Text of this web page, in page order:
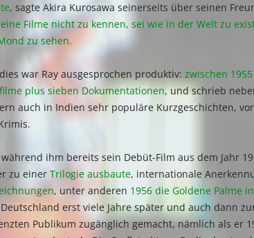
, sagte Akira Kurosawa seinerseits über seinen
Filme nicht zu kennen, sei wie in der Welt zu
zu sehen.
war Ray ausgesprochen produktiv: zwischen
plus sieben Dokumentationen, und schrieb
auch in Indien sehr populäre Kurzgeschichten,
ihm bereits sein Debüt-Film aus dem Jahr
zu einer Trilogie ausbaute, internationale
, unter anderen 1956 die Goldene Palme
erst viele Jahre später und auch dann
Publikum zugänglich gemacht, nämlich als er